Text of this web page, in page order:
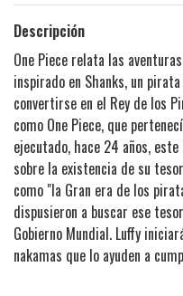
Descripción
One Piece relata las
inspirado en Shanks, un
convertirse en el Rey de los
como One Piece, que
ejecutado, hace 24 años,
sobre la existencia de su
como "la Gran era de los
dispusieron a buscar ese
Gobierno Mundial. Luffy
nakamas que lo ayuden a